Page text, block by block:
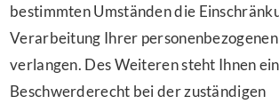
bestimmten Umständen die
Verarbeitung Ihrer
verlangen. Des Weiteren steht Ihnen ein
Beschwerderecht bei der zuständigen